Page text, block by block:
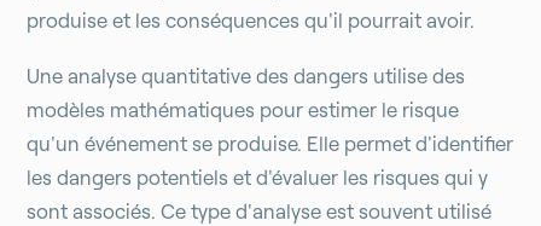
produise et les conséquences qu'il pourrait avoir.
Une analyse quantitative des dangers utilise des
modèles mathématiques pour estimer le risque
qu'un événement se produise. Elle permet d'identifier
les dangers potentiels et d'évaluer les risques qui y
sont associés. Ce type d'analyse est souvent utilisé